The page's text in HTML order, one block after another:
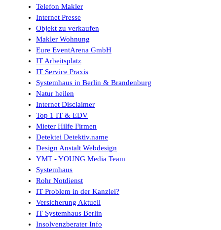
Telefon Makler
Internet Presse
Objekt zu verkaufen
Makler Wohnung
Eure EventArena GmbH
IT Arbeitsplatz
IT Service Praxis
Systemhaus in Berlin & Brandenburg
Natur heilen
Internet Disclaimer
Top 1 IT & EDV
Mieter Hilfe Firmen
Detektei Detektiv.name
Design Anstalt Webdesign
YMT - YOUNG Media Team
Systemhaus
Rohr Notdienst
IT Problem in der Kanzlei?
Versicherung Aktuell
IT Systemhaus Berlin
Insolvenzberater Info